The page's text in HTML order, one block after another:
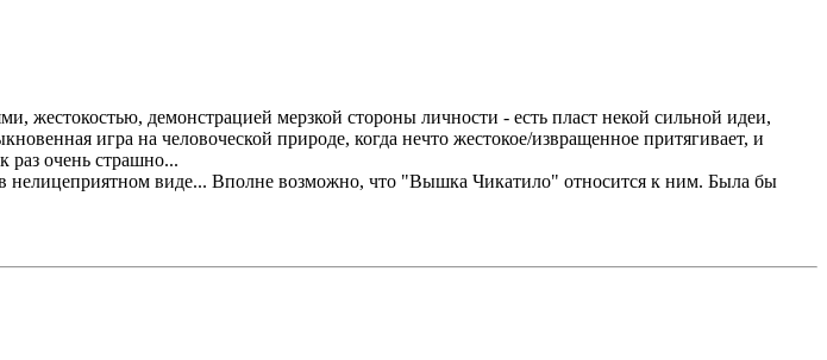
жестокостью, демонстрацией мерзкой стороны личности - есть пласт некой сильной идеи,
игра на человоческой природе, когда нечто жестокое/извращенное притягивает, и
раз очень страшно...
нелицеприятном виде... Вполне возможно, что "Вышка Чикатило" относится к ним. Была бы